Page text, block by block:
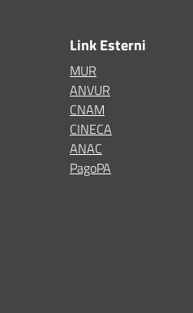
Link Esterni
MUR
ANVUR
CNAM
CINECA
ANAC
PagoPA